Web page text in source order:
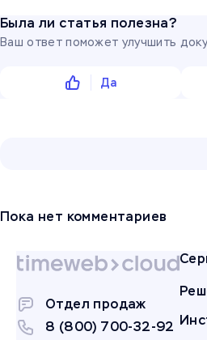
Была ли статья полезна?
Ваш ответ поможет улучшить
Да
Пока нет комментариев
Отдел продаж
8 (800) 700-32-92